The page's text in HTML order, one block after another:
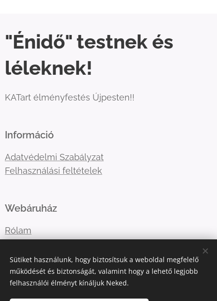
"Énidő" testnek és
léleknek!
KATart élményfestés Újpesten!!
Információ
Adatvédelmi Szabályzat
Felhasználási feltételek
Webáruház
Rólam
E-mail: katart.elmenyfestes@gmail.com
Sütiket használunk, hogy biztosítsuk a weboldal megfelelő
működését és biztonságát, valamint hogy a lehető legjobb
felhasználói élményt kínáljuk Neked.